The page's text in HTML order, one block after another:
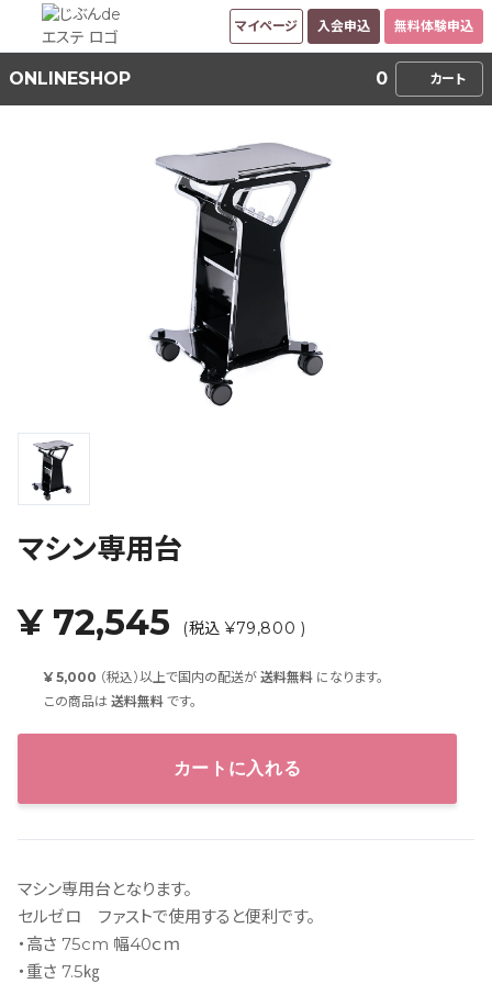
マイページ 入会申込 無料体験申込
ONLINESHOP
オンラインショップ 0 カート
マシン専用台
¥ 72,545 (税込 ¥79,800 )
¥ 5,000 （税込）以上で国内の配送が 送料無料 になります。
この商品は 送料無料 です。
カートに入れる
マシン専用台となります。
セルゼロ ファストで使用すると便利です。
・高さ 75cm 幅40ｃｍ
・重さ 7.5㎏